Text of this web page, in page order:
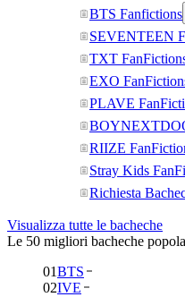
BTS Fanfictions
SEVENTEEN
TXT
EXO
PLAVE
RIIZE
Stray Kids
Richiesta
Visualizza tutte le bacheche
Le 50 migliori bacheche
01BTS
02IVE